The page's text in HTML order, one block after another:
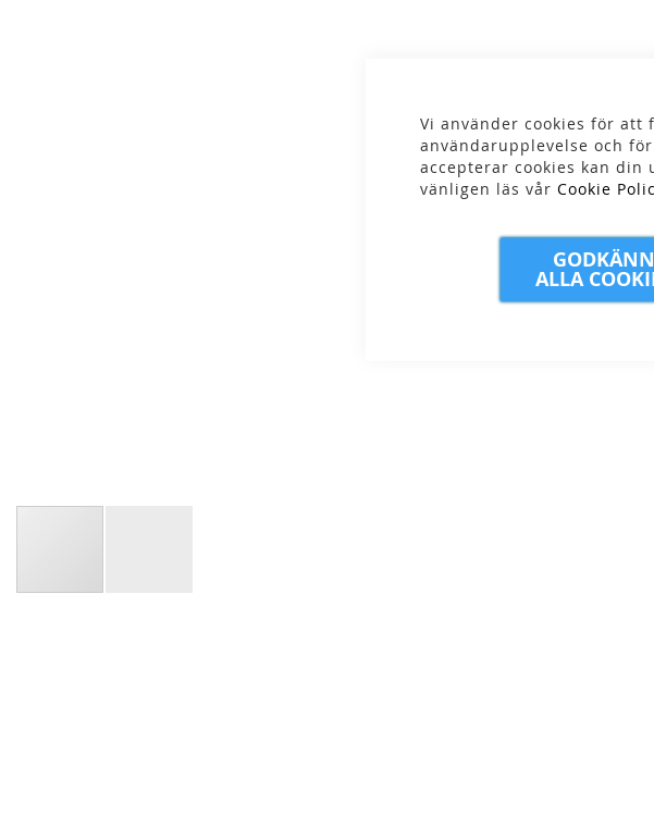
Vi använder cookies för
användarupplevelse och
accepterar cookies kan din
vänligen läs vår Cookie
GODKÄNN
ALLA